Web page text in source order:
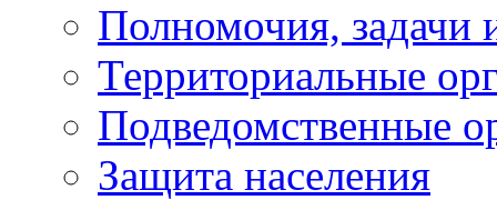
Полномочия, задачи
Территориальные
Подведомственные
Защита населения